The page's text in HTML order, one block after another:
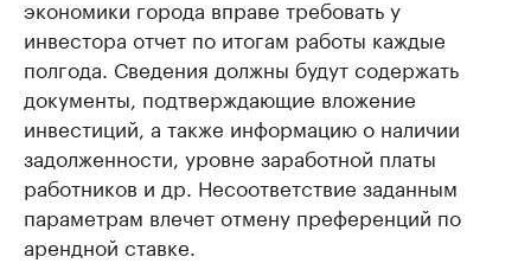
экономики города вправе требовать у
инвестора отчет по итогам работы каждые
полгода. Сведения должны будут содержать
документы, подтверждающие вложение
инвестиций, а также информацию о наличии
задолженности, уровне заработной платы
работников и др. Несоответствие заданным
параметрам влечет отмену преференций по
арендной ставке.